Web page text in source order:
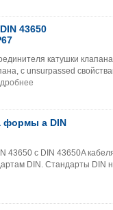
43650
катушки
с unsurpassed
формы a DIN
43650 с DIN 43650A
DIN. Стандарты DIN